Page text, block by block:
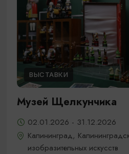
ВЫСТАВКИ
Музей Щелкунчика
02.01.2026 - 31.12.2026
Калининград,
изобразительных искусств